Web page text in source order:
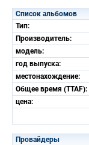
Список альбомов
Тип:
Производитель:
модель:
год выпуска:
местонахождение:
Общее время (TTAF):
цена:
Провайдеры